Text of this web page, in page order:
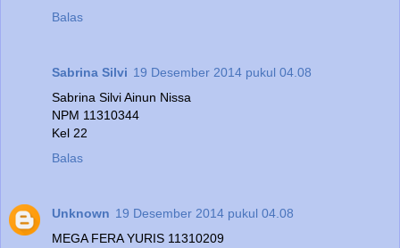
Balas
Sabrina Silvi 19 Desember 2014 pukul 04.08
Sabrina Silvi Ainun Nissa
NPM 11310344
Kel 22
Balas
Unknown 19 Desember 2014 pukul 04.08
MEGA FERA YURIS 11310209